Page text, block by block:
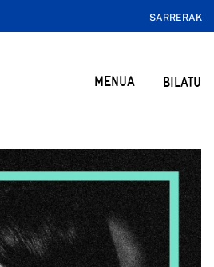
SARRERAK
MENUA BILATU